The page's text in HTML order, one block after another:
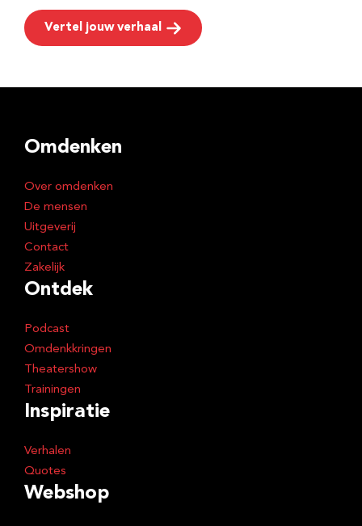
Vertel jouw verhaal
Omdenken
Over omdenken
De mensen
Uitgeverij
Contact
Zakelijk
Ontdek
Podcast
Omdenkkringen
Theatershow
Trainingen
Inspiratie
Verhalen
Quotes
Webshop